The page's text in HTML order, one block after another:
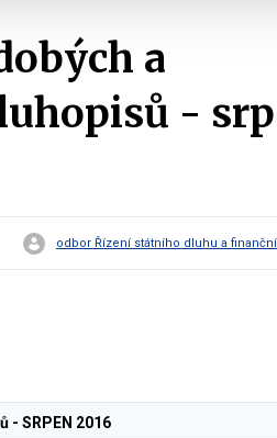
a
-
odbor Řízení státního dluhu a
- SRPEN 2016